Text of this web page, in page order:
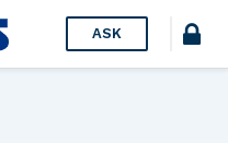
ASK